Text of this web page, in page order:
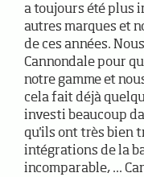
a toujours été plus
autres marques et
de ces années.
Cannondale pour
notre gamme et
cela fait déjà
investi beaucoup
qu'ils ont très bien
intégrations de la
incomparable, ...